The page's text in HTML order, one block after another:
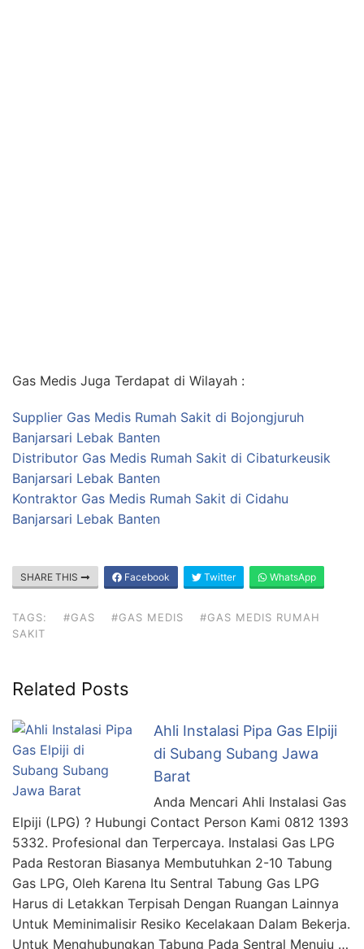
Gas Medis Juga Terdapat di Wilayah :
Supplier Gas Medis Rumah Sakit di Bojongjuruh
Banjarsari Lebak Banten
Distributor Gas Medis Rumah Sakit di Cibaturkeusik
Banjarsari Lebak Banten
Kontraktor Gas Medis Rumah Sakit di Cidahu
Banjarsari Lebak Banten
SHARE THIS Facebook Twitter WhatsApp
TAGS: #GAS #GAS MEDIS
#GAS MEDIS RUMAH
SAKIT
Related Posts
Ahli Instalasi Pipa Gas Elpiji
di Subang Subang Jawa
Barat
Anda Mencari Ahli Instalasi Gas
Elpiji (LPG) ? Hubungi Contact Person Kami 0812 1393
5332. Profesional dan Terpercaya. Instalasi Gas LPG
Pada Restoran Biasanya Membutuhkan 2-10 Tabung
Gas LPG, Oleh Karena Itu Sentral Tabung Gas LPG
Harus di Letakkan Terpisah Dengan Ruangan Lainnya
Untuk Meminimalisir Resiko Kecelakaan Dalam Bekerja.
Untuk Menghubungkan Tabung Pada Sentral Menuju …